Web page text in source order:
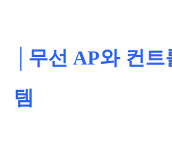
│무선 AP와 컨
템